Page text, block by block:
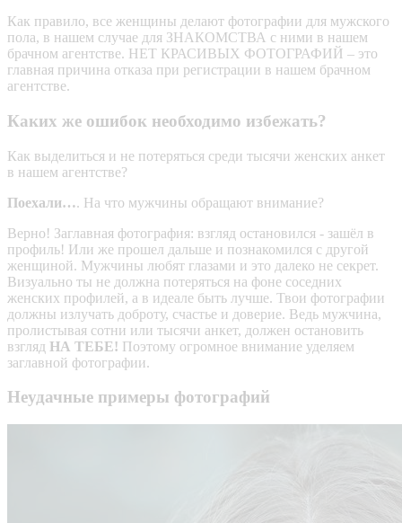
Как правило, все женщины делают фотографии для мужского
пола, в нашем случае для ЗНАКОМСТВА с ними в нашем
брачном агентстве. НЕТ КРАСИВЫХ ФОТОГРАФИЙ – это
главная причина отказа при регистрации в нашем брачном
агентстве.
Каких же ошибок необходимо избежать?
Как выделиться и не потеряться среди тысячи женских анкет
в нашем агентстве?
Поехали…. На что мужчины обращают внимание?
Верно! Заглавная фотография: взгляд остановился - зашёл в
профиль! Или же прошел дальше и познакомился с другой
женщиной. Мужчины любят глазами и это далеко не секрет.
Визуально ты не должна потеряться на фоне соседних
женских профилей, а в идеале быть лучше. Твои фотографии
должны излучать доброту, счастье и доверие. Ведь мужчина,
пролистывая сотни или тысячи анкет, должен остановить
взгляд НА ТЕБЕ! Поэтому огромное внимание уделяем
заглавной фотографии.
Неудачные примеры фотографий